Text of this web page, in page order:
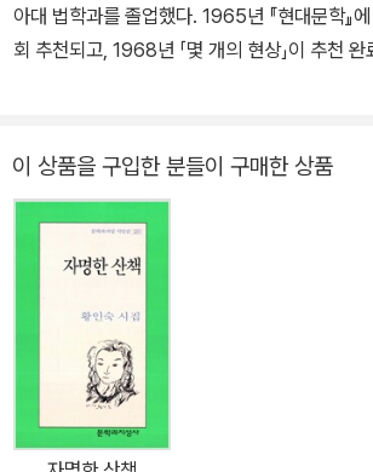
뱃속의 아이야 너도 태어나서 알게 되고
이 세상의 부드러운 바람이나 햇볕 하나로 너도
아대 법학과를 졸업했다. 1965년 『현대문학』에
회 추천되고, 1968년 「몇 개의 현상」이 추천
는 생이고 싶다』(1987), 『사랑의 감옥』(1991),
나무와 새똥 그리고 돌멩이』(2005), 『두두』
다. 이 밖에 시선집 『한 잎의 여자』(1998), 『오
6), 『언어와 삶』(1983), 『날이미지와 시』
론집 『현대시작법』(1990)을 펴낸 바 있다. 서
과 교수를 역임했으며 현대문학상, 연암문학상,
국문화예술상 등을 수상하였다. 2007년 2월 2
이 상품을 구입한 분들이 구매한 상품